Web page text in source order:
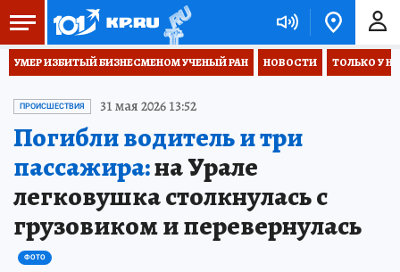
УМЕР ИЗБИТЫЙ БИЗНЕСМЕНОМ УЧЕНЫЙ РАН НОВОСТИ ТОЛЬКО У
ПРОИСШЕСТВИЯ 31 мая 2026 13:52
Погибли водитель и три
пассажира:на Урале
легковушка столкнулась с
грузовиком и перевернулась
ФОТО